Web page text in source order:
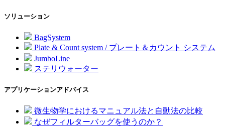
ソリューション
BagSystem
Plate & Count system / プレート＆カウント システム
JumboLine
ステリウォーター
アプリケーションアドバイス
微生物学におけるマニュアル法と自動法の比較
なぜフィルターバッグを使うのか？